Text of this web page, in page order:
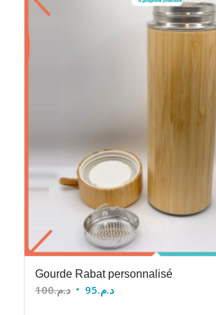
Gourde Rabat personnalisé
د.م.100
Le
د.م.95
Le